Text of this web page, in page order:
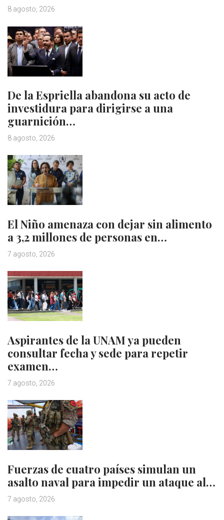
8 agosto, 2026
De la Espriella abandona su acto de
investidura para dirigirse a una
guarnición…
8 agosto, 2026
El Niño amenaza con dejar sin alimento
a 3,2 millones de personas en…
7 agosto, 2026
Aspirantes de la UNAM ya pueden
consultar fecha y sede para repetir
examen…
7 agosto, 2026
Fuerzas de cuatro países simulan un
asalto naval para impedir un ataque al…
7 agosto, 2026